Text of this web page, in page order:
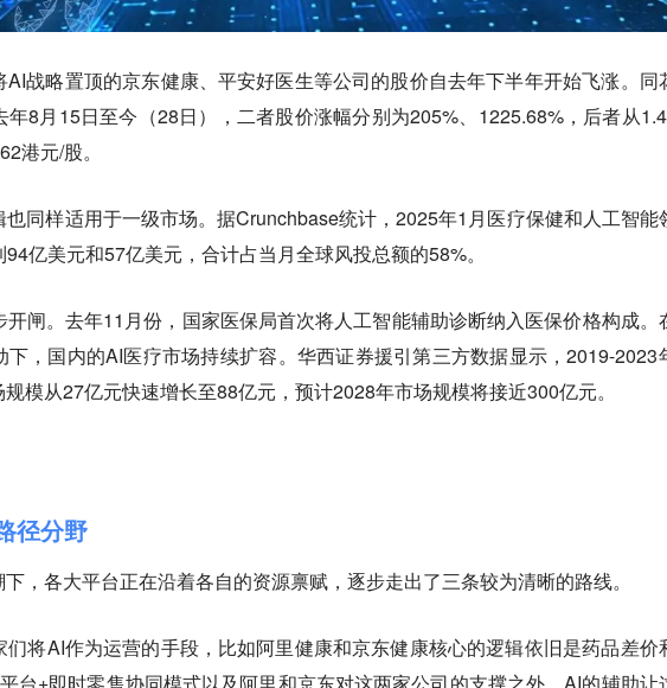
AI战略置顶的京东健康、平安好医生等公司的股价自去年下半年开始飞涨。同
年8月15日至今（28日），二者股价涨幅分别为205%、1225.68%，后者从
港元/股。
也同样适用于一级市场。据Crunchbase统计，2025年1月医疗保健和人工智能
亿美元和57亿美元，合计占当月全球风投总额的58%。
开闸。去年11月份，国家医保局首次将人工智能辅助诊断纳入医保价格构成。
下，国内的AI医疗市场持续扩容。华西证券援引第三方数据显示，2019-2023
模从27亿元快速增长至88亿元，预计2028年市场规模将接近300亿元。
径分野
，各大平台正在沿着各自的资源禀赋，逐步走出了三条较为清晰的路线。
们将AI作为运营的手段，比如阿里健康和京东健康核心的逻辑依旧是药品差价